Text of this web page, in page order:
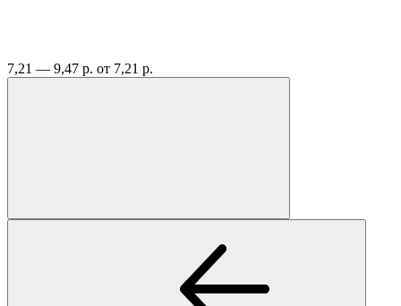
7,21 — 9,47 р. от 7,21 р.